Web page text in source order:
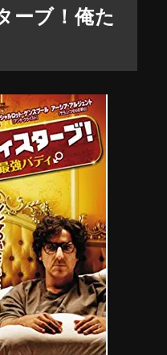
ーブ！俺た